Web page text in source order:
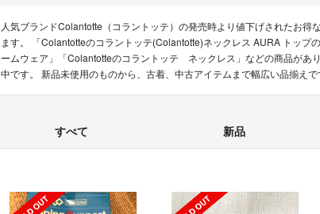
人気ブランドColantotte（コラントッテ）の発売時より値下げされたお
ます。 「Colantotteのコラントッテ(Colantotte)ネックレス AURA トッ
ームウェア」「Colantotteのコラントッテ ネックレス」などの商品があ
中です。 新品未使用のものから、古着、中古アイテムまで幅広い品揃えで
すべて 新品